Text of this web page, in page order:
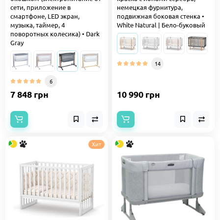
сети, приложение в
смартфоне, LED экран,
музыка, таймер, 4
поворотных колесика) • Dark
Gray
6
7 848 грн
немецкая фурнитура,
подвижная боковая стенка •
White Natural | Бело-буковый
14
10 990 грн
Хит